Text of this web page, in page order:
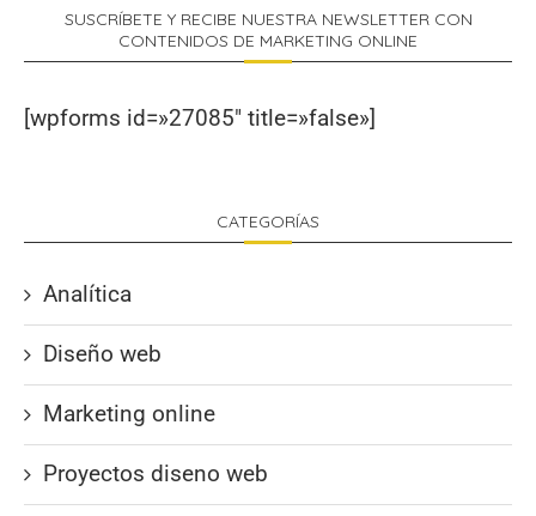
SUSCRÍBETE Y RECIBE NUESTRA NEWSLETTER CON
CONTENIDOS DE MARKETING ONLINE
[wpforms id=»27085″ title=»false»]
CATEGORÍAS
Analítica
Diseño web
Marketing online
Proyectos diseno web